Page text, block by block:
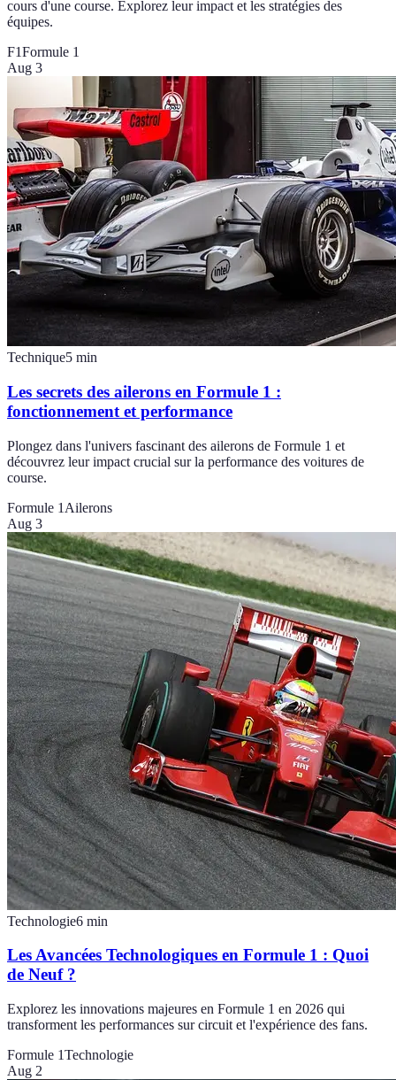
cours d'une course. Explorez leur impact et les stratégies des
équipes.
F1Formule 1
Aug 3
Technique5 min
Les secrets des ailerons en Formule 1 :
fonctionnement et performance
Plongez dans l'univers fascinant des ailerons de Formule 1 et
découvrez leur impact crucial sur la performance des voitures de
course.
Formule 1 Ailerons
Aug 3
Technologie6 min
Les Avancées Technologiques en Formule 1 : Quoi
de Neuf ?
Explorez les innovations majeures en Formule 1 en 2026 qui
transforment les performances sur circuit et l'expérience des fans.
Formule 1Technologie
Aug 2